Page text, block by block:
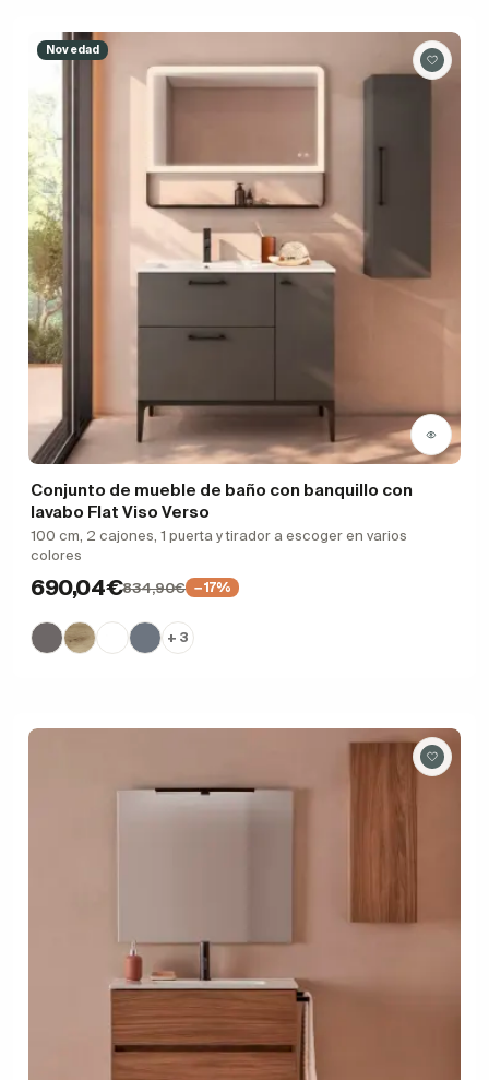
Novedad
Conjunto de mueble de baño con banquillo con
lavabo Flat Viso Verso
100 cm, 2 cajones, 1 puerta y tirador a escoger en varios
colores
690,04€834,90€ −17%
+ 3